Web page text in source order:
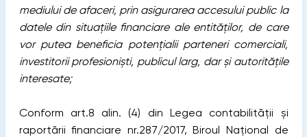
mediului de afaceri, prin asigurarea accesului public la
datele din situațiile financiare ale entităților, de care
vor putea beneficia potențialii parteneri comerciali,
investitorii profesioniști, publicul larg, dar și autoritățile
interesate;
Conform art.8 alin. (4) din Legea contabilității și
raportării financiare nr.287/2017, Biroul Național de